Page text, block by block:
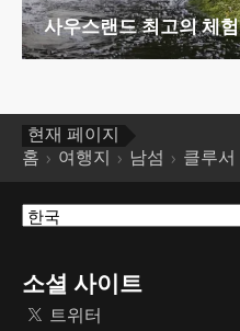
사우스랜드 최고의 체험
현재 페이지
홈
여행지 남섬 클루서
소셜 사이트
트위터